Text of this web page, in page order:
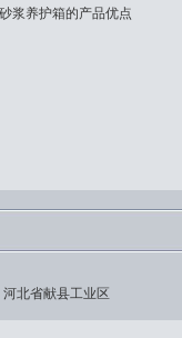
砂浆养护箱的产品优点
北省献县工业区